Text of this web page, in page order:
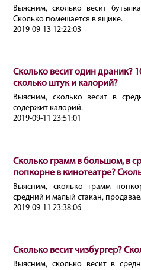
Выясним, сколько весит
Сколько помещается в ящике.
2019-09-13 12:22:03
Сколько весит один драник?
сколько штук и калорий?
Выясним, сколько весит в
содержит калорий.
2019-09-11 23:51:01
Сколько грамм в большом, в
попкорне в кинотеатре?
Выясним, сколько грамм
средний и малый стакан,
2019-09-11 23:38:06
Сколько весит чизбургер?
Выясним, сколько весит в